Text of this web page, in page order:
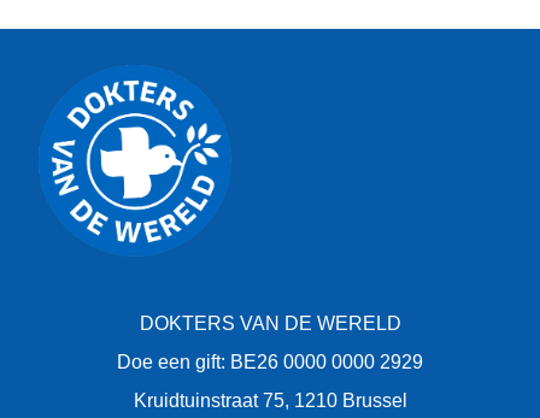
DOKTERS VAN DE WERELD
Doe een gift: BE26 0000 0000 2929
Kruidtuinstraat 75, 1210 Brussel